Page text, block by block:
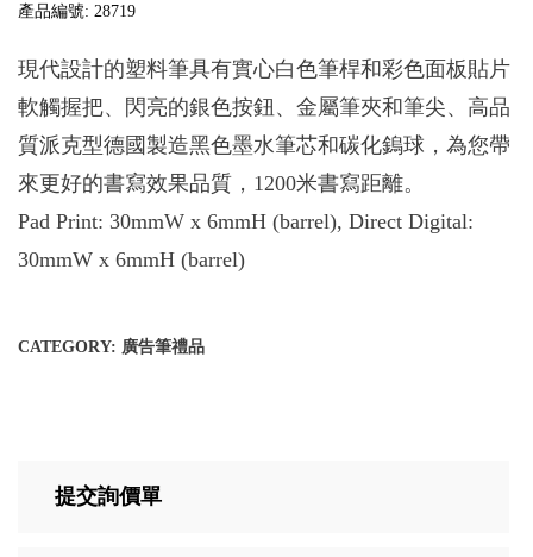
產品編號: 28719
現代設計的塑料筆具有實心白色筆桿和彩色面板貼片
軟觸握把、閃亮的銀色按鈕、金屬筆夾和筆尖、高品
質派克型德國製造黑色墨水筆芯和碳化鎢球，為您帶
來更好的書寫效果品質，1200米書寫距離。
Pad Print: 30mmW x 6mmH (barrel), Direct Digital:
30mmW x 6mmH (barrel)
CATEGORY: 廣告筆禮品
提交詢價單